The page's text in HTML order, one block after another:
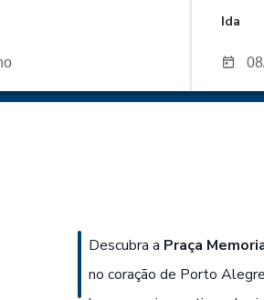
Ida
Descubra a Praça
no coração de Porto